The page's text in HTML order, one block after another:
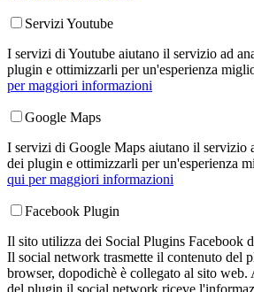
Servizi Youtube
I servizi di Youtube aiutano il servizio ad
plugin e ottimizzarli per un'esperienza
per maggiori informazioni
Google Maps
I servizi di Google Maps aiutano il servizio
dei plugin e ottimizzarli per un'esperienza
qui per maggiori informazioni
Facebook Plugin
Il sito utilizza dei Social Plugins Facebook
Il social network trasmette il contenuto del
browser, dopodichè è collegato al sito
del plugin il social network riceve